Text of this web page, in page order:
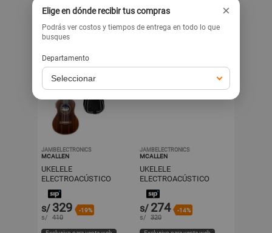
JAMBELECTRONICS
MCALLEN
UKELELE
ELECTROACÚSTICO
TENOR 26MC ALLEN UK-
BRW
s/ 329 -19%
s/ 410
JAMBELECTRONICS
MCALLEN
UKELELE
ELECTROACÚSTICO
CONCIERTO 23 MC
ALLEN UK-B3LT
s/ 274 -14%
s/ 320
Elige en dónde recibir tus compras ×
Podrás ver costos y tiempos de entrega en todo lo que
busques
Departamento